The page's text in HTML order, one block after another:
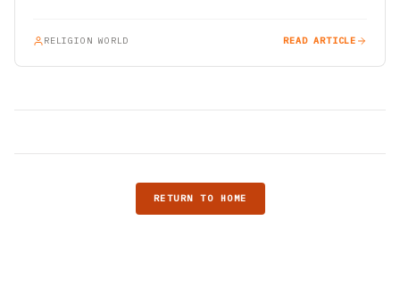
RELIGION WORLD READ ARTICLE
RETURN TO HOME